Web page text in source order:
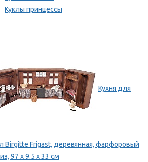
Куклы принцессы
Кухня для
Birgitte Frigast, деревянная, фарфоровый
97 x 9.5 x 33 см